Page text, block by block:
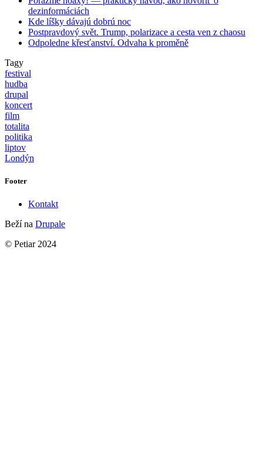
dezinformáciách
Kde líšky dávajú dobrú noc
Postpravdový svět. Trump, polarizace a cesta ven z chaosu
Odpoledne křesťanství. Odvaha k proměně
Tagy
festival
hudba
drupal
koncert
film
totalita
politika
liptov
Londýn
Footer
Kontakt
Beží na Drupale
© Petiar 2024